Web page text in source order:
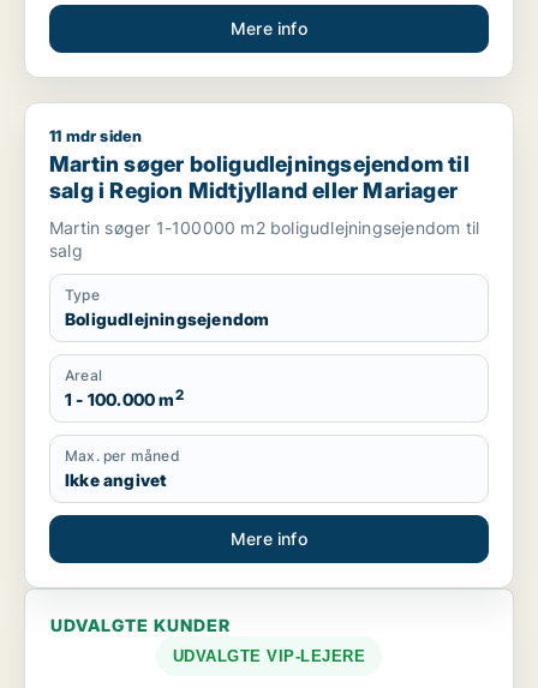
Mere info
Martin søger boligudlejningsejendom til salg i Region
11 mdr siden
Martin søger boligudlejningsejendom til
salg i Region Midtjylland eller Mariager
Martin søger 1-100000 m2 boligudlejningsejendom til
salg
Type
Boligudlejningsejendom
Areal
1 - 100.000 m2
Max. per måned
Ikke angivet
Mere info
UDVALGTE KUNDER
UDVALGTE VIP-LEJERE